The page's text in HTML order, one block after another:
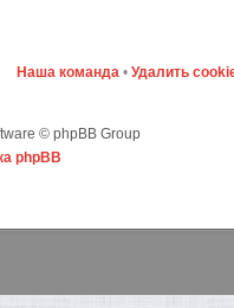
Наша команда • Удалить
© phpBB Group
phpBB